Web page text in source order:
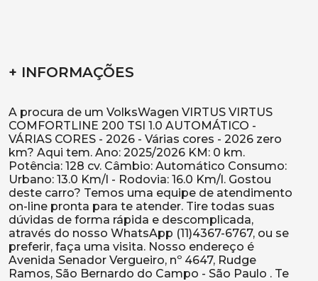
+ INFORMAÇÕES
A procura de um VolksWagen VIRTUS VIRTUS
COMFORTLINE 200 TSI 1.0 AUTOMÁTICO -
VÁRIAS CORES - 2026 - Várias cores - 2026 zero
km? Aqui tem. Ano: 2025/2026 KM: 0 km.
Potência: 128 cv. Câmbio: Automático Consumo:
Urbano: 13.0 Km/l - Rodovia: 16.0 Km/l. Gostou
deste carro? Temos uma equipe de atendimento
on-line pronta para te atender. Tire todas suas
dúvidas de forma rápida e descomplicada,
através do nosso WhatsApp (11)4367-6767, ou se
preferir, faça uma visita. Nosso endereço é
Avenida Senador Vergueiro, nº 4647, Rudge
Ramos, São Bernardo do Campo - São Paulo . Te